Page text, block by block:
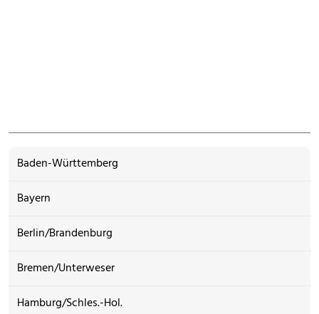
Baden-Württemberg
Bayern
Berlin/Brandenburg
Bremen/Unterweser
Hamburg/Schles.-Hol.